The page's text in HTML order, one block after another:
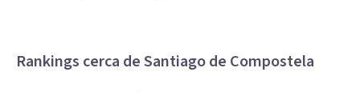
Rankings cerca de Santiago de Compostela